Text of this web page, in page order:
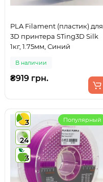
PLA Filament (пластик) для
3D принтера STing3D Silk
1кг, 1.75мм, Синий
В наличии
₴919 грн.
3
24
3
Популярный